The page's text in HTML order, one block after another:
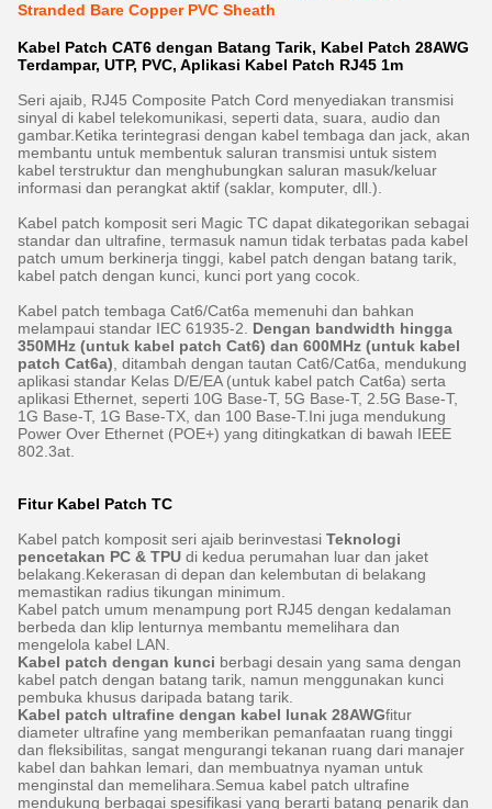
Stranded Bare Copper PVC Sheath
Kabel Patch CAT6 dengan Batang Tarik, Kabel Patch 28AWG
Terdampar, UTP, PVC, Aplikasi Kabel Patch RJ45 1m
Seri ajaib, RJ45 Composite Patch Cord menyediakan transmisi
sinyal di kabel telekomunikasi, seperti data, suara, audio dan
gambar.Ketika terintegrasi dengan kabel tembaga dan jack, akan
membantu untuk membentuk saluran transmisi untuk sistem
kabel terstruktur dan menghubungkan saluran masuk/keluar
informasi dan perangkat aktif (saklar, komputer, dll.).
Kabel patch komposit seri Magic TC dapat dikategorikan sebagai
standar dan ultrafine, termasuk namun tidak terbatas pada kabel
patch umum berkinerja tinggi, kabel patch dengan batang tarik,
kabel patch dengan kunci, kunci port yang cocok.
Kabel patch tembaga Cat6/Cat6a memenuhi dan bahkan
melampaui standar IEC 61935-2. Dengan bandwidth hingga
350MHz (untuk kabel patch Cat6) dan 600MHz (untuk kabel
patch Cat6a) , ditambah dengan tautan Cat6/Cat6a, mendukung
aplikasi standar Kelas D/E/EA (untuk kabel patch Cat6a) serta
aplikasi Ethernet, seperti 10G Base-T, 5G Base-T, 2.5G Base-T,
1G Base-T, 1G Base-TX, dan 100 Base-T.Ini juga mendukung
Power Over Ethernet (POE+) yang ditingkatkan di bawah IEEE
802.3at.
Fitur Kabel Patch TC
Kabel patch komposit seri ajaib berinvestasi Teknologi
pencetakan PC & TPU di kedua perumahan luar dan jaket
belakang.Kekerasan di depan dan kelembutan di belakang
memastikan radius tikungan minimum.
Kabel patch umum menampung port RJ45 dengan kedalaman
berbeda dan klip lenturnya membantu memelihara dan
mengelola kabel LAN.
Kabel patch dengan kunci berbagi desain yang sama dengan
kabel patch dengan batang tarik, namun menggunakan kunci
pembuka khusus daripada batang tarik.
Kabel patch ultrafine dengan kabel lunak 28AWGfitur
diameter ultrafine yang memberikan pemanfaatan ruang tinggi
dan fleksibilitas, sangat mengurangi tekanan ruang dari manajer
kabel dan bahkan lemari, dan membuatnya nyaman untuk
menginstal dan memelihara.Semua kabel patch ultrafine
mendukung berbagai spesifikasi yang berarti batang penarik dan